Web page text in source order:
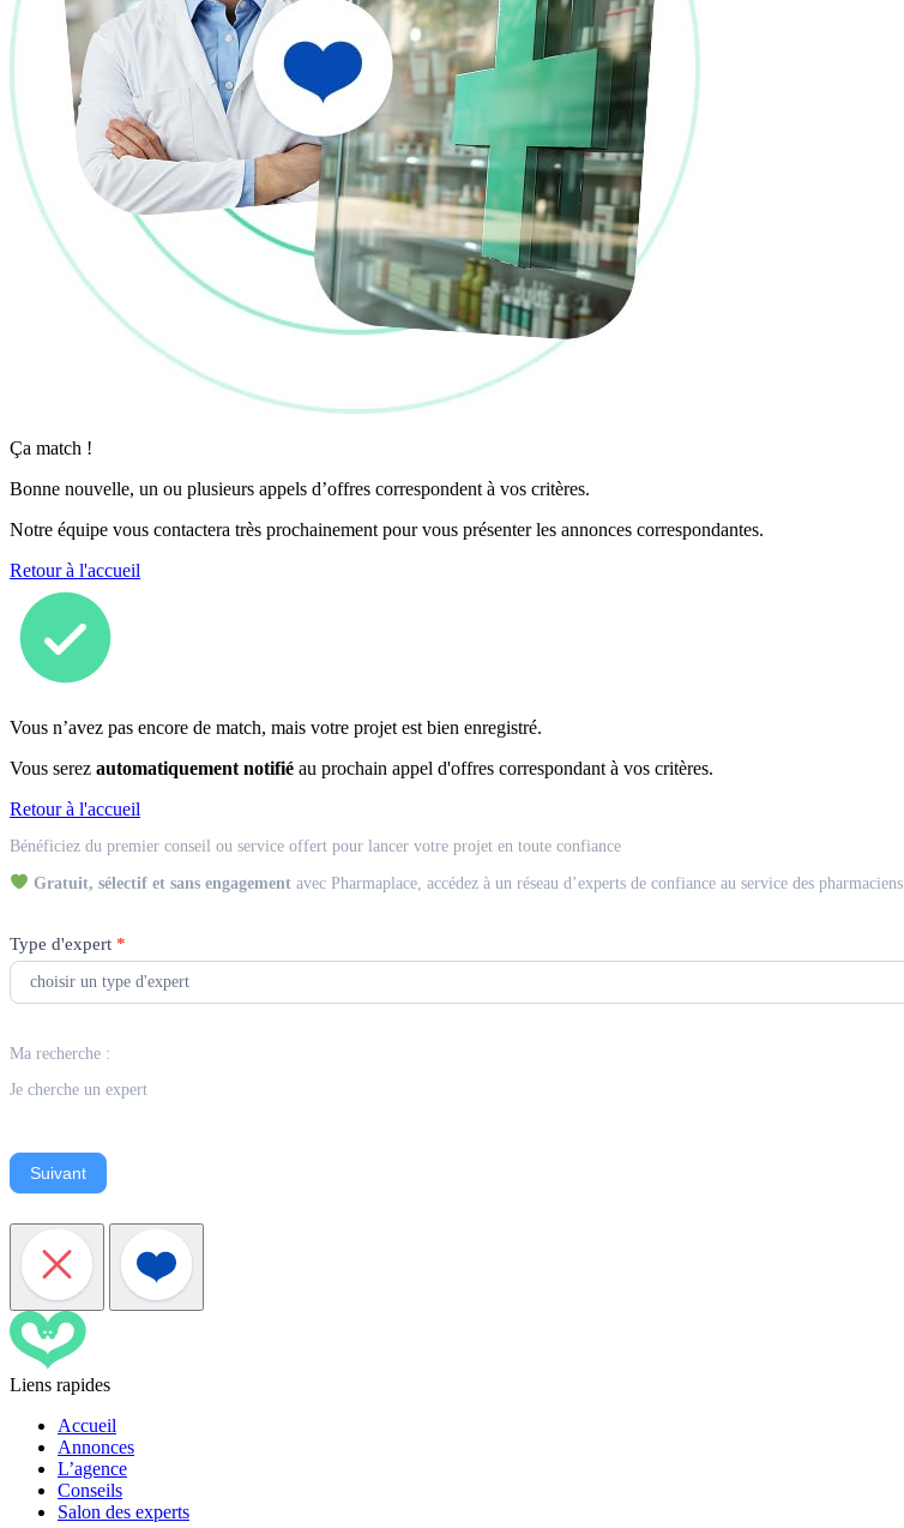
Ça match !
Bonne nouvelle, un ou plusieurs appels d’offres correspondent à vos critères.
Notre équipe vous contactera très prochainement pour vous présenter les annonces correspondantes.
Retour à l'accueil
Vous n’avez pas encore de match, mais votre projet est bien enregistré.
Vous serez automatiquement notifié au prochain appel d'offres correspondant à vos critères.
Retour à l'accueil
Expert
Bénéficiez du premier conseil ou service offert pour lancer votre projet en toute confiance
Gratuit, sélectif et sans engagementavec Pharmaplace, accédez à un réseau d’experts de confiance au service des pharmaciens
Type d'expert *
Ma recherche :
Je cherche un expert
Suivant
Liens rapides
Accueil
Annonces
L’agence
Conseils
Salon des experts